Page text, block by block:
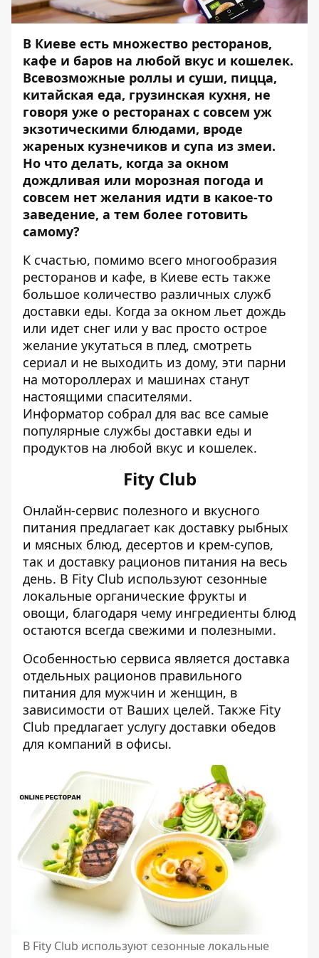
В Киеве есть множество ресторанов,
кафе и баров на любой вкус и кошелек.
Всевозможные роллы и суши, пицца,
китайская еда, грузинская кухня, не
говоря уже о ресторанах с совсем уж
экзотическими блюдами, вроде
жареных кузнечиков и супа из змеи.
Но что делать, когда за окном
дождливая или морозная погода и
совсем нет желания идти в какое-то
заведение, а тем более готовить
самому?
К счастью, помимо всего многообразия
ресторанов и кафе, в Киеве есть также
большое количество различных служб
доставки еды. Когда за окном льет дождь
или идет снег или у вас просто острое
желание укутаться в плед, смотреть
сериал и не выходить из дому, эти парни
на мотороллерах и машинах станут
настоящими спасителями.
Информатор собрал для вас все самые
популярные службы доставки еды и
продуктов на любой вкус и кошелек.
Fity Club
Онлайн-сервис полезного и вкусного
питания предлагает как доставку рыбных
и мясных блюд, десертов и крем-супов,
так и доставку рационов питания на весь
день. В Fity Club используют сезонные
локальные органические фрукты и
овощи, благодаря чему ингредиенты блюд
остаются всегда свежими и полезными.
Особенностью сервиса является доставка
отдельных рационов правильного
питания для мужчин и женщин, в
зависимости от Ваших целей. Также Fity
Club предлагает услугу доставки обедов
для компаний в офисы.
В Fity Club используют сезонные локальные